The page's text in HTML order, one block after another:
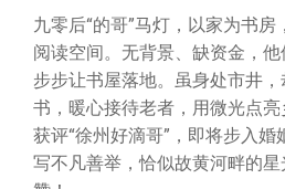
九零后“的哥”马灯，以家为书
阅读空间。无背景、缺资金，
步步让书屋落地。虽身处市井
书，暖心接待老者，用微光点
获评“徐州好滴哥”，即将步入
写不凡善举，恰似故黄河畔的星